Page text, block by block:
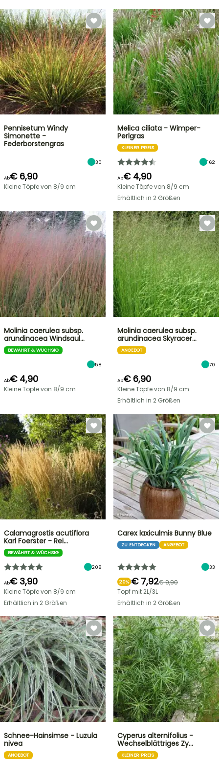
Pennisetum Windy
Simonette -
Federborstengras
30
Ab€ 6,90
Kleine Töpfe von 8/9 cm
Melica ciliata - Wimper-
Perlgras
KLEINER PREIS
162
Ab€ 4,90
Kleine Töpfe von 8/9 cm
Erhältlich in 2 Größen
Molinia caerulea subsp.
arundinacea Windsaul…
BEWÄHRT & WÜCHSIG
58
Ab€ 4,90
Kleine Töpfe von 8/9 cm
Molinia caerulea subsp.
arundinacea Skyracer…
ANGEBOT
70
Ab€ 6,90
Kleine Töpfe von 8/9 cm
Erhältlich in 2 Größen
Calamagrostis acutiflora
Karl Foerster - Rei…
BEWÄHRT & WÜCHSIG
208
Ab€ 3,90
Kleine Töpfe von 8/9 cm
Erhältlich in 2 Größen
Carex laxiculmis Bunny Blue
ZU ENTDECKEN ANGEBOT
33
20% € 7,92€ 9,90
Topf mit 2L/3L
Erhältlich in 2 Größen
Schnee-Hainsimse - Luzula
nivea
ANGEBOT
Cyperus alternifolius -
Wechselblättriges Zy…
KLEINER PREIS